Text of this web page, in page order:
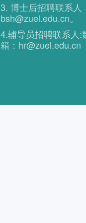
3. 博士后招聘联系
bsh@zuel.edu.cn。
4.辅导员招聘联系人
箱：hr@zuel.edu.cn